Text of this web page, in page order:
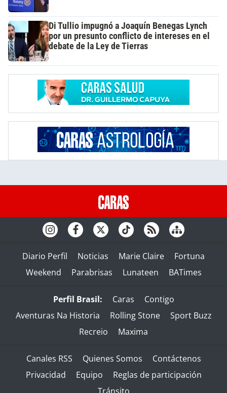
Di Tullio impugnó a Joaquín Benegas Lynch
por un presunto conflicto de intereses en el
debate de la Ley de Tierras
Diario Perfil Noticias Marie Claire
Fortuna
Weekend
Parabrisas Lunateen BATimes
Perfil Brasil: Caras
Contigo
Aventuras Na Historia
Rolling Stone
Sport Buzz
Recreio
Maxima
Canales RSS Quienes Somos
Contáctenos
Privacidad
Equipo
Reglas de participación